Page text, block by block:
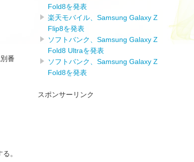
番
。
Fold8を発表
楽天モバイル、Samsung Galaxy Z
Flip8を発表
ソフトバンク、Samsung Galaxy Z
Fold8 Ultraを発表
ソフトバンク、Samsung Galaxy Z
Fold8を発表
スポンサーリンク